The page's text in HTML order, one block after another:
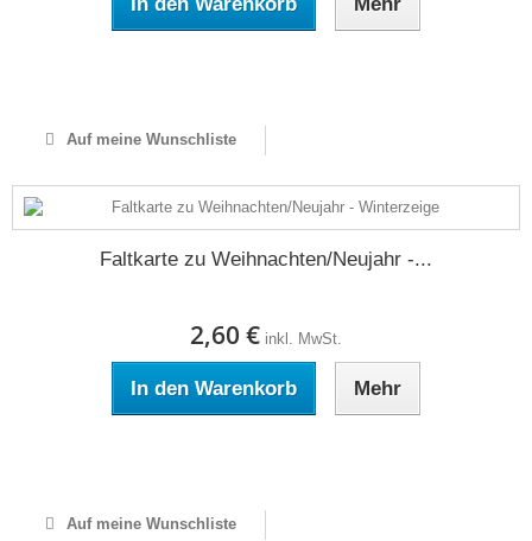
Auf meine Wunschliste
Faltkarte zu Weihnachten/Neujahr -...
2,60 € inkl. MwSt.
In den Warenkorb Mehr
Auf meine Wunschliste